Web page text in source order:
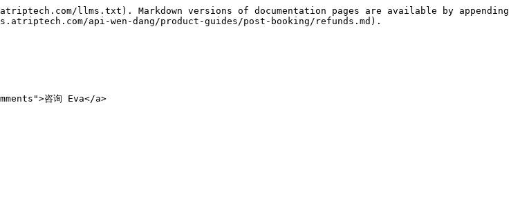
llms.txt). Markdown versions of documentation pages are available by appending
api-wen-dang/product-guides/post-booking/refunds.md).
咨询 Eva</a>